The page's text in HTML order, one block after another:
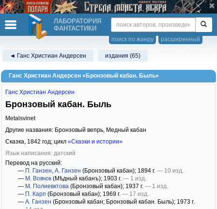
ЛАБОРАТОРИЯ
ФАНТАСТИКИ
расширенный
поиск по жанру
◄ Ганс Христиан Андерсен издания (65)
Ганс Христиан Андерсен «Бронзовый кабан. Быль»
Ганс Христиан Андерсен
Бронзовый кабан. Быль
Metalsvinet
Другие названия: Бронзовый вепрь, Медный кабан
Сказка, 1842 год; цикл «Сказки и истории»
Язык написания: датский
Перевод на русский:
— П. Ганзен, А. Ганзен (Бронзовый кабан); 1894 г. — 10 изд.
— М. Вовчок (Мѣдный кабанъ); 1903 г. — 1 изд.
— М. Полиевктова (Бронзовый кабан); 1937 г. — 1 изд.
— П. Карп (Бронзовый кабан); 1969 г. — 17 изд.
— А. Ганзен (Бронзовый кабан; Бронзовый кабан. Быль); 1973 г.